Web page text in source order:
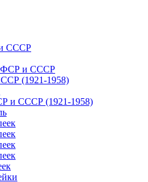
СССР
и СССР
(1921-1958)
и СССР (1921-1958)